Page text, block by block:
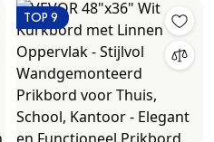
Pennenbakje, Wisser &amp; 2
Pennen, Magnetisch Bord Wit
TOP 9